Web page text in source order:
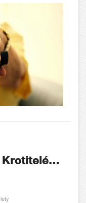
Krotitelé…